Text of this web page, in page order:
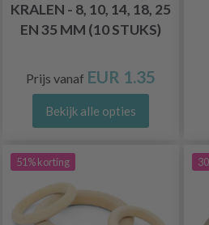
KRALEN - 8, 10, 14, 18, 25
EN 35 MM (10 STUKS)
Prijs vanaf EUR 1.35
Bekijk alle opties
51% korting